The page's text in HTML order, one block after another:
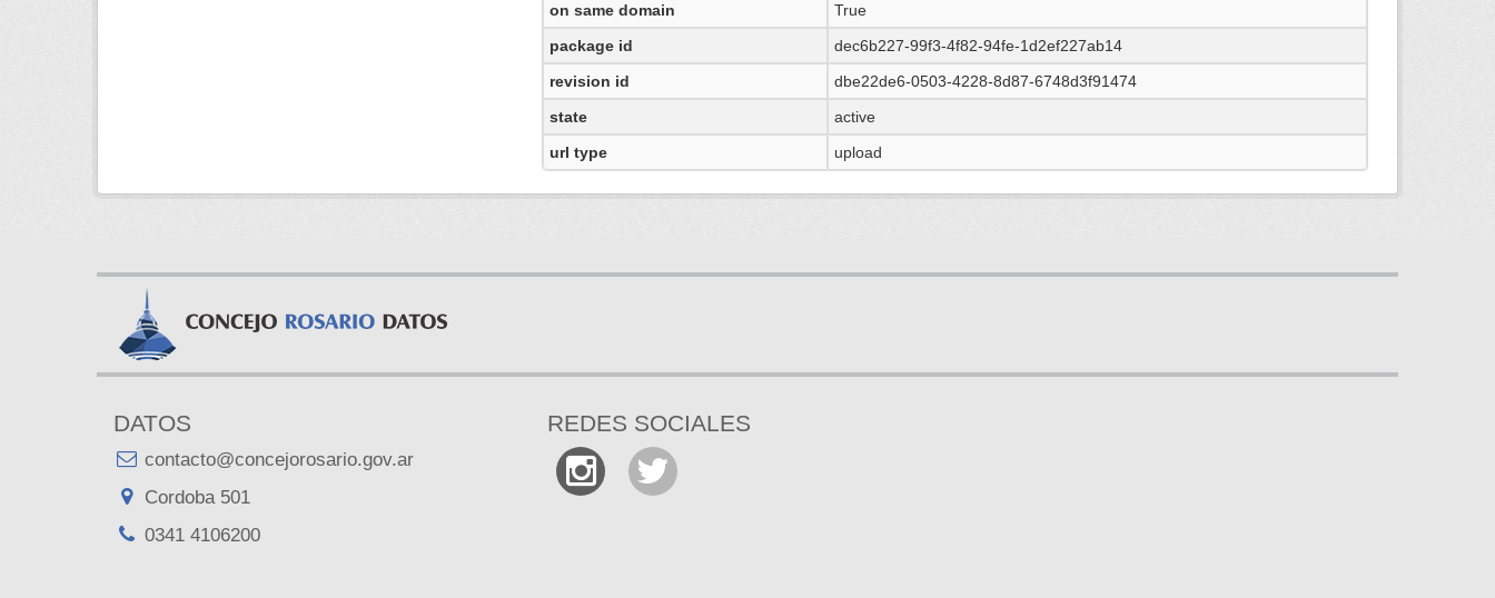
on same domain
True
package id
dec6b227-99f3-4f82-94fe-1d2ef227ab14
revision id
dbe22de6-0503-4228-8d87-6748d3f91474
state
active
url type
upload
DATOS
contacto@concejorosario.gov.ar
Cordoba 501
0341 4106200
REDES SOCIALES